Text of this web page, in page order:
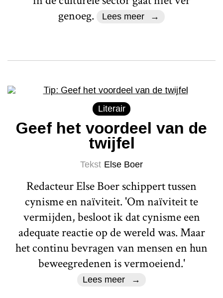
genoeg.
Lees meer
Literair
Geef het voordeel van de
twijfel
Tekst Else Boer
Redacteur Else Boer schippert tussen
cynisme en naïviteit. 'Om naïviteit te
vermijden, besloot ik dat cynisme een
adequate reactie op de wereld was. Maar
het continu bevragen van mensen en hun
beweegredenen is vermoeiend.'
Lees meer